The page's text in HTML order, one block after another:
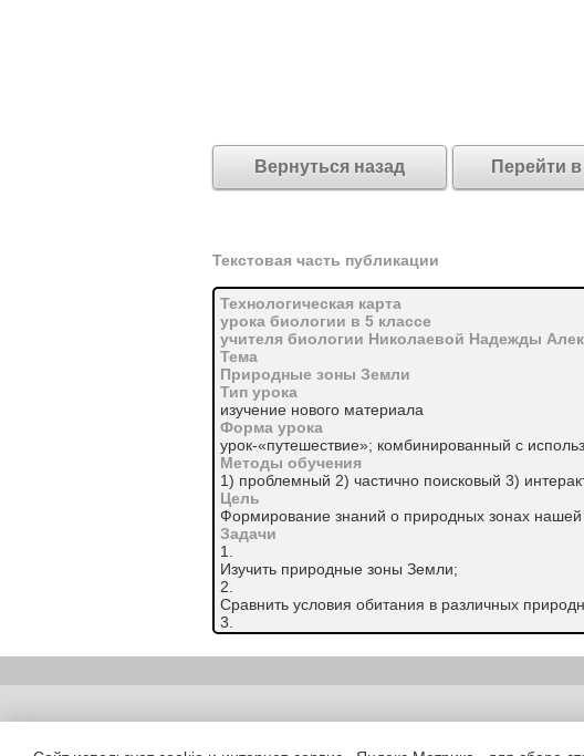
Вернуться назад Перейти
Текстовая часть публикации
Технологическая карта
урока биологии в 5 классе
учителя биологии Николаевой Надежды
Тема
Природные зоны Земли
Тип урока
изучение нового материала
Форма урока
урок-«путешествие»; комбинированный с
Методы обучения
1) проблемный 2) частично поисковый 3)
Цель
Формирование знаний о природных зонах нашей
Задачи
1.
Изучить природные зоны Земли;
2.
Сравнить условия обитания в различных
3.
Воспитывать бережное отношение к природе
4.
Развивать у детей эстетическое отношение к
Copyright (c) |Вестник